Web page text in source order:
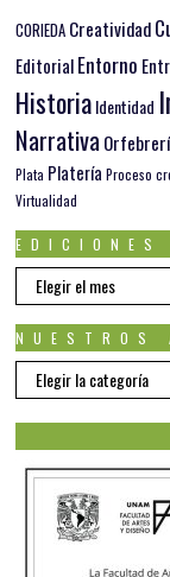
CORIEDA Creatividad
EditorialEntorno
HistoriaIdentidad
Narrativa
Plata Platería Proceso
Virtualidad
EDICIONES
EDICIONES
NUESTROS
Nuestros
autores